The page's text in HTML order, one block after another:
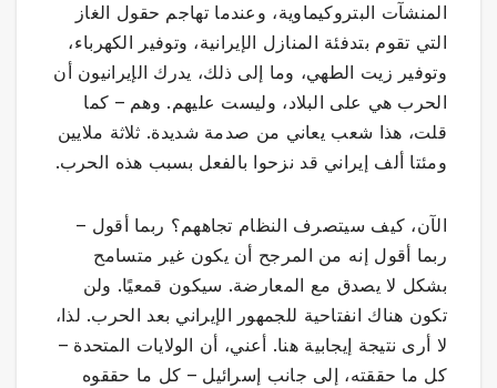
المنشآت البتروكيماوية، وعندما تهاجم حقول الغاز
التي تقوم بتدفئة المنازل الإيرانية، وتوفير الكهرباء،
وتوفير زيت الطهي، وما إلى ذلك، يدرك الإيرانيون أن
الحرب هي على البلاد، وليست عليهم. وهم – كما
قلت، هذا شعب يعاني من صدمة شديدة. ثلاثة ملايين
ومئتا ألف إيراني قد نزحوا بالفعل بسبب هذه الحرب.
الآن، كيف سيتصرف النظام تجاههم؟ ربما أقول –
ربما أقول إنه من المرجح أن يكون غير متسامح
بشكل لا يصدق مع المعارضة. سيكون قمعيًا. ولن
تكون هناك انفتاحية للجمهور الإيراني بعد الحرب. لذا،
لا أرى نتيجة إيجابية هنا. أعني، أن الولايات المتحدة –
كل ما حققته، إلى جانب إسرائيل – كل ما حققوه